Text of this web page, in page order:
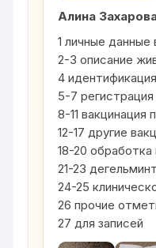
Алина
1 личные данные
2-3 описание
4
5-7 регистрация
8-11 вакцинация
12-17 другие
18-20 обработка
21-23
24-25
26 прочие
27 для записей